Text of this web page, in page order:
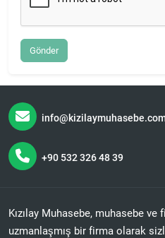
Gönder
+90 532 326 48 39
Kızılay Muhasebe, muhasebe ve
uzmanlaşmış bir firma olarak